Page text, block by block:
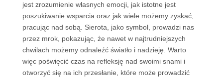
jest zrozumienie własnych emocji, jak istotne jest
poszukiwanie wsparcia oraz jak wiele możemy zyskać,
pracując nad sobą. Sierota, jako symbol, prowadzi nas
przez mrok, pokazując, że nawet w najtrudniejszych
chwilach możemy odnaleźć światło i nadzieję. Warto
więc poświęcić czas na refleksję nad swoimi snami i
otworzyć się na ich przesłanie, które może prowadzić